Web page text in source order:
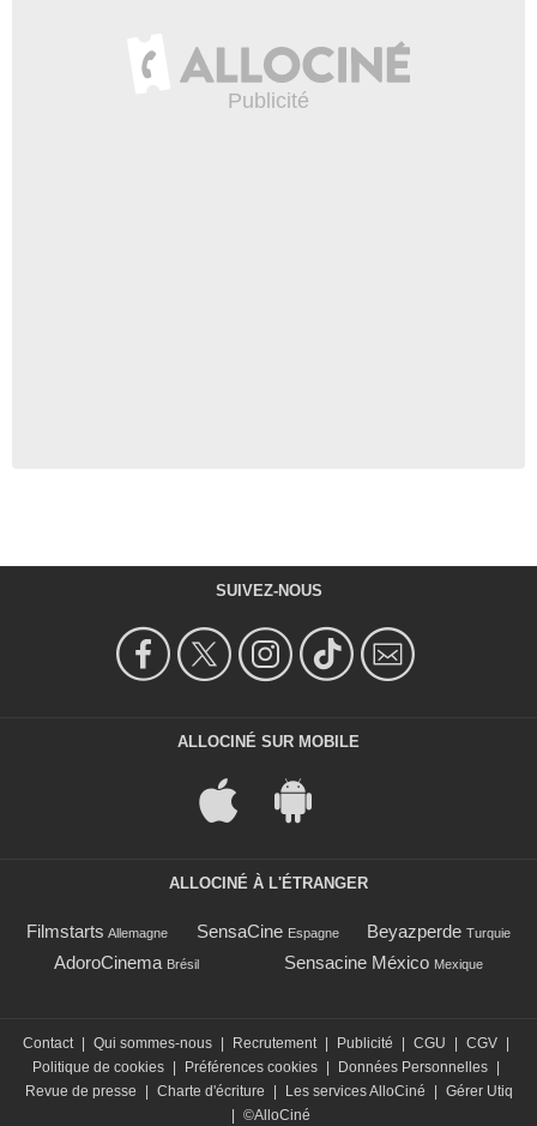
SUIVEZ-NOUS
ALLOCINÉ SUR MOBILE
ALLOCINÉ À L'ÉTRANGER
Filmstarts Allemagne SensaCine Espagne Beyazperde Turquie
AdoroCinema Brésil Sensacine México Mexique
Contact Qui sommes-nous Recrutement Publicité CGU CGV
Politique de cookies
Préférences cookies Données Personnelles
Revue de presse
Charte d'écriture Les services AlloCiné
Gérer Utiq
©AlloCiné